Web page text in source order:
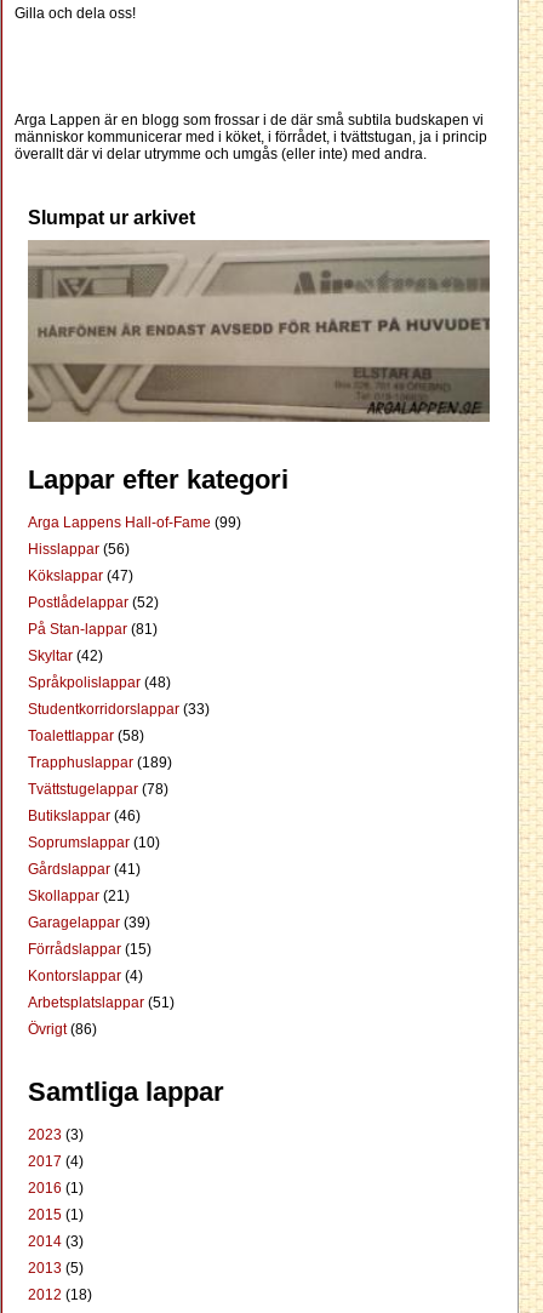
Gilla och dela oss!
Arga Lappen är en blogg som frossar i de där små subtila budskapen vi
människor kommunicerar med i köket, i förrådet, i tvättstugan, ja i princip
överallt där vi delar utrymme och umgås (eller inte) med andra.
Slumpat ur arkivet
Lappar efter kategori
Arga Lappens Hall-of-Fame (99)
Hisslappar (56)
Kökslappar (47)
Postlådelappar (52)
På Stan-lappar (81)
Skyltar (42)
Språkpolislappar (48)
Studentkorridorslappar (33)
Toalettlappar (58)
Trapphuslappar (189)
Tvättstugelappar (78)
Butikslappar (46)
Soprumslappar (10)
Gårdslappar (41)
Skollappar (21)
Garagelappar (39)
Förrådslappar (15)
Kontorslappar (4)
Arbetsplatslappar (51)
Övrigt(86)
Samtliga lappar
2023 (3)
2017 (4)
2016 (1)
2015 (1)
2014 (3)
2013 (5)
2012 (18)